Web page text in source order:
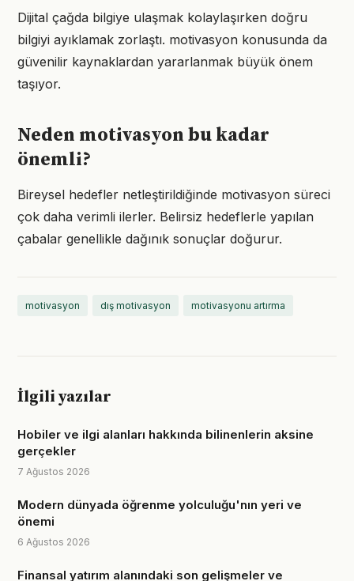
Dijital çağda bilgiye ulaşmak kolaylaşırken doğru
bilgiyi ayıklamak zorlaştı. motivasyon konusunda da
güvenilir kaynaklardan yararlanmak büyük önem
taşıyor.
Neden motivasyon bu kadar
önemli?
Bireysel hedefler netleştirildiğinde motivasyon süreci
çok daha verimli ilerler. Belirsiz hedeflerle yapılan
çabalar genellikle dağınık sonuçlar doğurur.
motivasyon dış motivasyon motivasyonu artırma
İlgili yazılar
Hobiler ve ilgi alanları hakkında bilinenlerin aksine
gerçekler
7 Ağustos 2026
Modern dünyada öğrenme yolculuğu'nın yeri ve
önemi
6 Ağustos 2026
Finansal yatırım alanındaki son gelişmeler ve